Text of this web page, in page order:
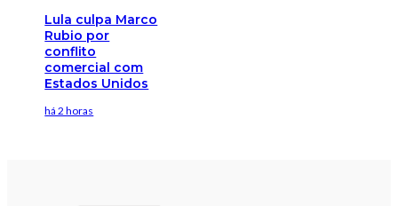
Lula culpa Marco
Rubio por
conflito
comercial com
Estados Unidos
há 2 horas